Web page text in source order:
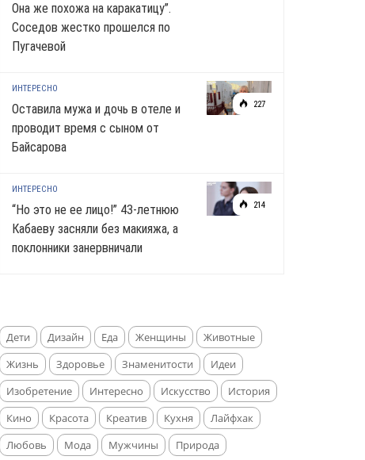
Она же похожа на каракатицу”.
Соседов жестко прошелся по
Пугачевой
227
ИНТЕРЕСНО
Оставила мужа и дочь в отеле и
проводит время с сыном от
Байсарова
214
ИНТЕРЕСНО
“Но это не ее лицо!” 43-летнюю
Кабаеву засняли без макияжа, а
поклонники занервничали
Дети Дизайн Еда Женщины
Животные
Жизнь
Здоровье Знаменитости
Идеи
Изобретение
Интересно Искусство
История
Кино
Красота Креатив Кухня
Лайфхак
Любовь
Мода Мужчины
Природа